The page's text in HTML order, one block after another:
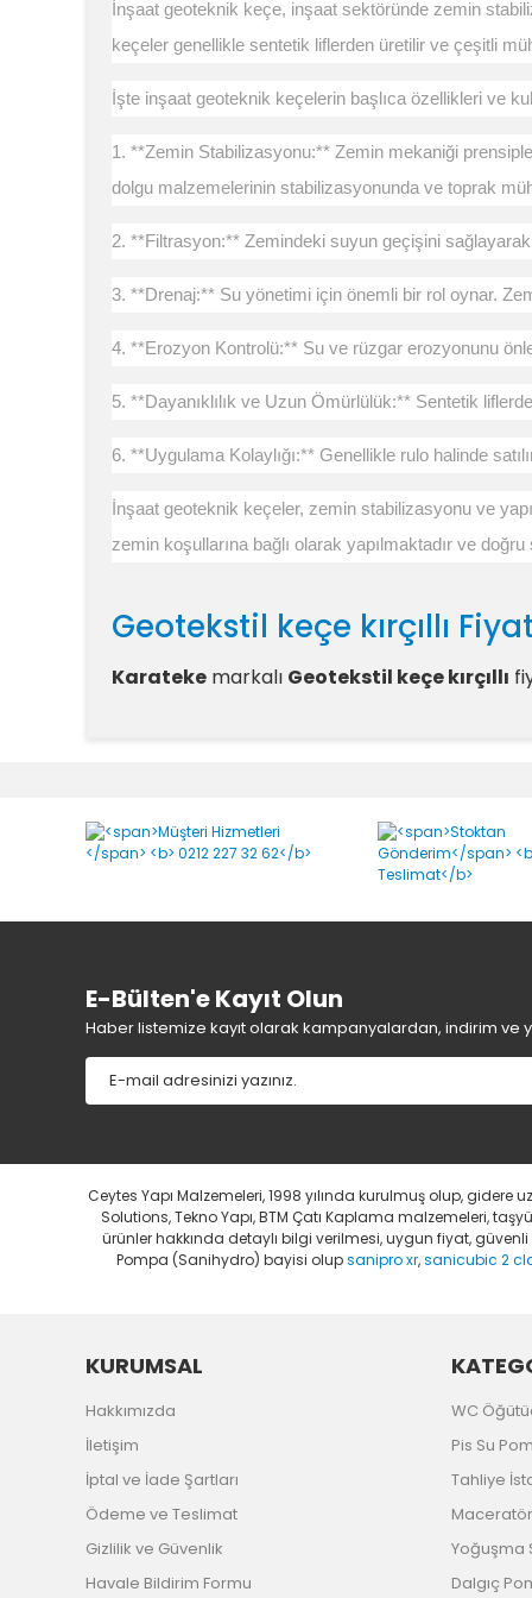
İnşaat geoteknik keçe, inşaat sektöründe zemin
keçeler genellikle sentetik liflerden üretilir ve çeşitli
İşte inşaat geoteknik keçelerin başlıca özellikleri ve
1. **Zemin Stabilizasyonu:** Zemin mekaniği
dolgu malzemelerinin stabilizasyonunda ve toprak
2. **Filtrasyon:** Zemindeki suyun geçişini
3. **Drenaj:** Su yönetimi için önemli bir rol oynar.
4. **Erozyon Kontrolü:** Su ve rüzgar erozyonunu
5. **Dayanıklılık ve Uzun Ömürlülük:** Sentetik
6. **Uygulama Kolaylığı:** Genellikle rulo halinde
İnşaat geoteknik keçeler, zemin stabilizasyonu ve
zemin koşullarına bağlı olarak yapılmaktadır ve
Geotekstil keçe kırçıllı Fiyat
Karateke markalı Geotekstil keçe kırçıllı
E-Bülten'e Kayıt Olun
Haber listemize kayıt olarak kampanyalardan, indirim ve
Ceytes Yapı Malzemeleri, 1998 yılında kurulmuş olup,
Solutions, Tekno Yapı, BTM Çatı Kaplama malzemeleri,
ürünler hakkında detaylı bilgi verilmesi, uygun fiyat,
Pompa (Sanihydro) bayisi olupsanipro xr,sanicubic 2
KURUMSAL
Hakkımızda
İletişim
İptal ve İade Şartları
Ödeme ve Teslimat
Gizlilik ve Güvenlik
Havale Bildirim Formu
WC
Pis Su
Tahliye
Yoğuşma
Dalgıç